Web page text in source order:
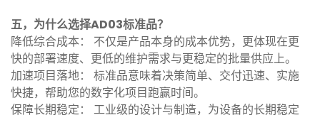
五，为什么选择AD03标准品？
降低综合成本： 不仅是产品本身的成本优势，更体现在更
快的部署速度、更低的维护需求与更稳定的批量供应上。
加速项目落地： 标准品意味着决策简单、交付迅速、实施
快捷，帮助您的数字化项目跑赢时间。
保障长期稳定： 工业级的设计与制造，为设备的长期稳定